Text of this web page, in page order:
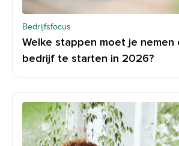
Bedrijfsfocus
Welke stappen moet je nemen
bedrijf te starten in 2026?